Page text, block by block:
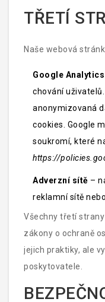
cookies pro
sekci „Třetí strany“.
TŘETÍ
Naše webová
Google Analytics
chování
anonymizovaná
cookies. Google
soukromí, které
https://
Adverzní sítě –
reklamní sítě
Všechny třetí
zákony o ochraně
jejich praktiky, ale
poskytovatele.